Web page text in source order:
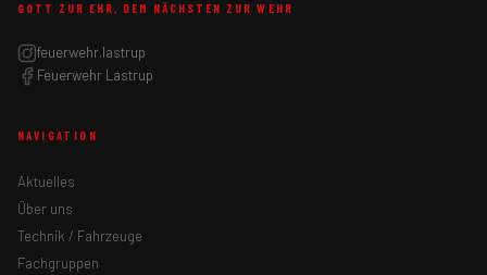
GOTT ZUR EHR, DEM NÄCHSTEN ZUR WEHR
feuerwehr.lastrup
Feuerwehr Lastrup
NAVIGATION
Aktuelles
Über uns
Technik / Fahrzeuge
Fachgruppen